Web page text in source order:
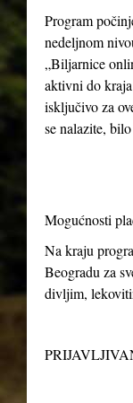
Program
nedeljnom
„Biljarnice
aktivni do
isključivo za
se nalazite,
Mogućnosti
Na kraju
Beogradu za
divljim,